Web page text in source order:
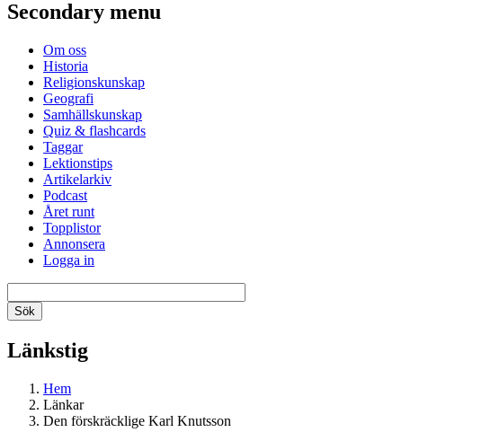
Secondary menu
Om oss
Historia
Religionskunskap
Geografi
Samhällskunskap
Quiz & flashcards
Taggar
Lektionstips
Artikelarkiv
Podcast
Året runt
Topplistor
Annonsera
Logga in
Länkstig
Hem
Länkar
Den förskräcklige Karl Knutsson